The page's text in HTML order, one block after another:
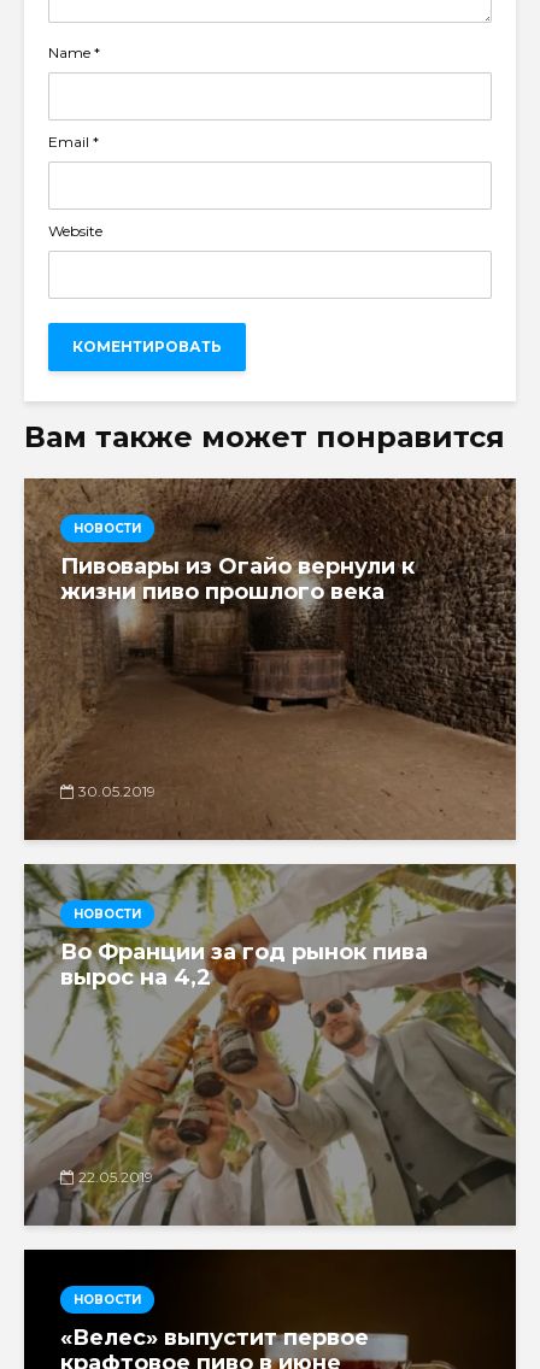
Name *
Email *
Website
Вам также может понравится
НОВОСТИ
Пивовары из Огайо вернули к
жизни пиво прошлого века
30.05.2019
НОВОСТИ
Во Франции за год рынок пива
вырос на 4,2
22.05.2019
НОВОСТИ
«Велес» выпустит первое
крафтовое пиво в июне